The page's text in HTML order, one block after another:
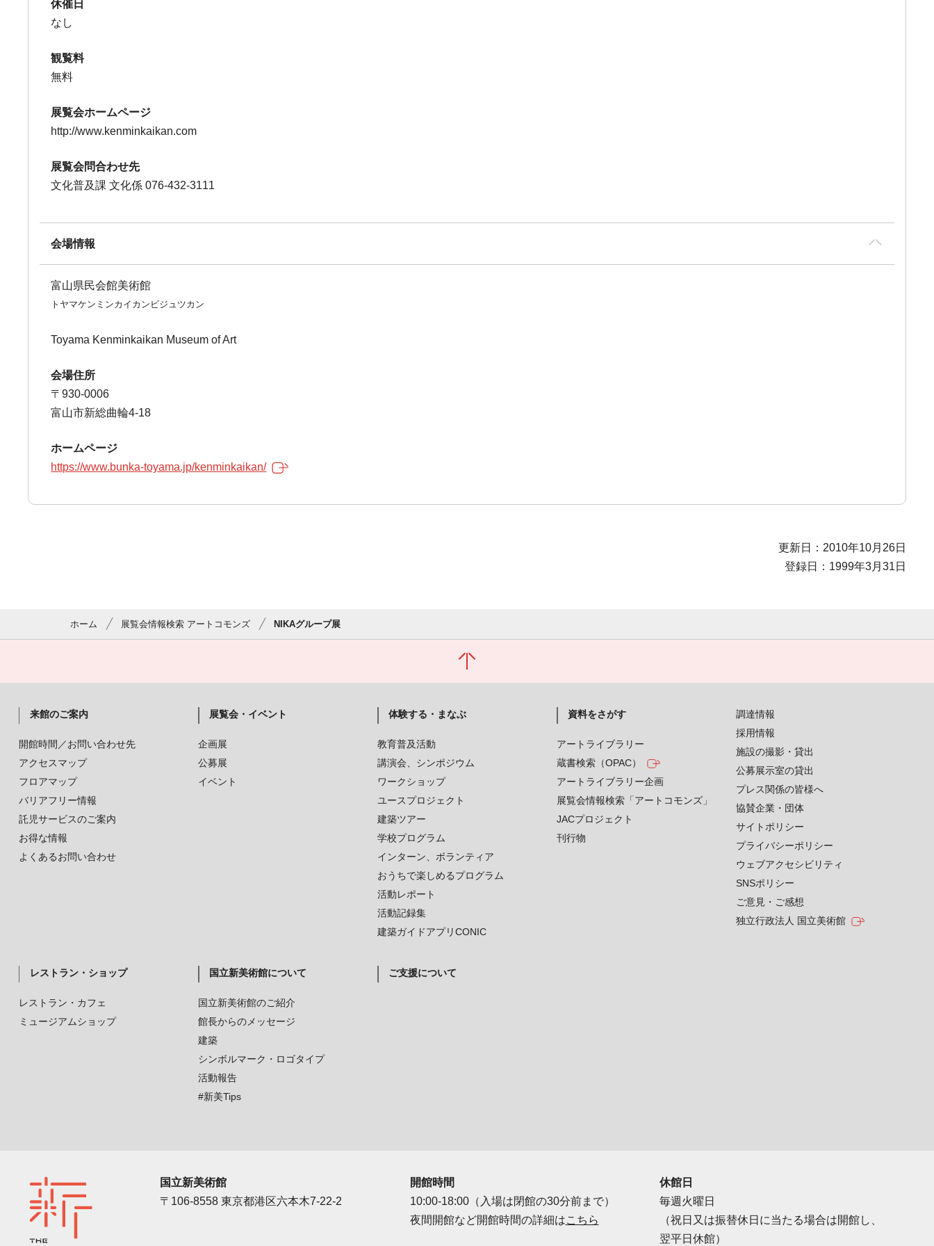
休催日
なし
観覧料
無料
展覧会ホームページ
http://www.kenminkaikan.com
展覧会問合わせ先
文化普及課 文化係 076-432-3111
会場情報
富山県民会館美術館
トヤマケンミンカイカンビジュツカン
Toyama Kenminkaikan Museum of Art
会場住所
〒930-0006
富山市新総曲輪4-18
ホームページ
https://www.bunka-toyama.jp/kenminkaikan/
更新日：2010年10月26日
登録日：1999年3月31日
ホーム 展覧会情報検索 アートコモンズ NIKAグループ展
来館のご案内
開館時間／お問い合わせ先
アクセスマップ
フロアマップ
バリアフリー情報
託児サービスのご案内
お得な情報
よくあるお問い合わせ
展覧会・イベント
企画展
公募展
イベント
体験する・まなぶ
教育普及活動
講演会、シンポジウム
ワークショップ
ユースプロジェクト
建築ツアー
学校プログラム
インターン、ボランティア
おうちで楽しめるプログラム
活動レポート
活動記録集
建築ガイドアプリCONIC
資料をさがす
アートライブラリー
蔵書検索（OPAC）
アートライブラリー企画
展覧会情報検索「アートコモンズ」
JACプロジェクト
刊行物
レストラン・ショップ
レストラン・カフェ
ミュージアムショップ
国立新美術館について
国立新美術館のご紹介
館長からのメッセージ
建築
シンボルマーク・ロゴタイプ
活動報告
#新美Tips
ご支援について
調達情報
採用情報
施設の撮影・貸出
公募展示室の貸出
プレス関係の皆様へ
協賛企業・団体
サイトポリシー
プライバシーポリシー
ウェブアクセシビリティ
SNSポリシー
ご意見・ご感想
独立行政法人 国立美術館
国立新美術館
〒106-8558 東京都港区六本木7-22-2
開館時間
10:00-18:00（入場は閉館の30分前まで）
夜間開館など開館時間の詳細はこちら
休館日
毎週火曜日
（祝日又は振替休日に当たる場合は開館し、
翌平日休館）